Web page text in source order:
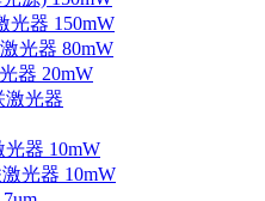
光器 150mW
光器 80mW
器 20mW
激光器
器 10mW
光器 10mW